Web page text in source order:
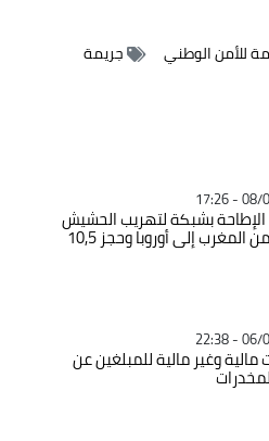
للأمن الوطني
جريمة
الإطاحة بشبكة لتهريب الحشيش
القادم من المغرب إلى أوروبا وحجز 10,5
وغير مالية للمبلغين عن